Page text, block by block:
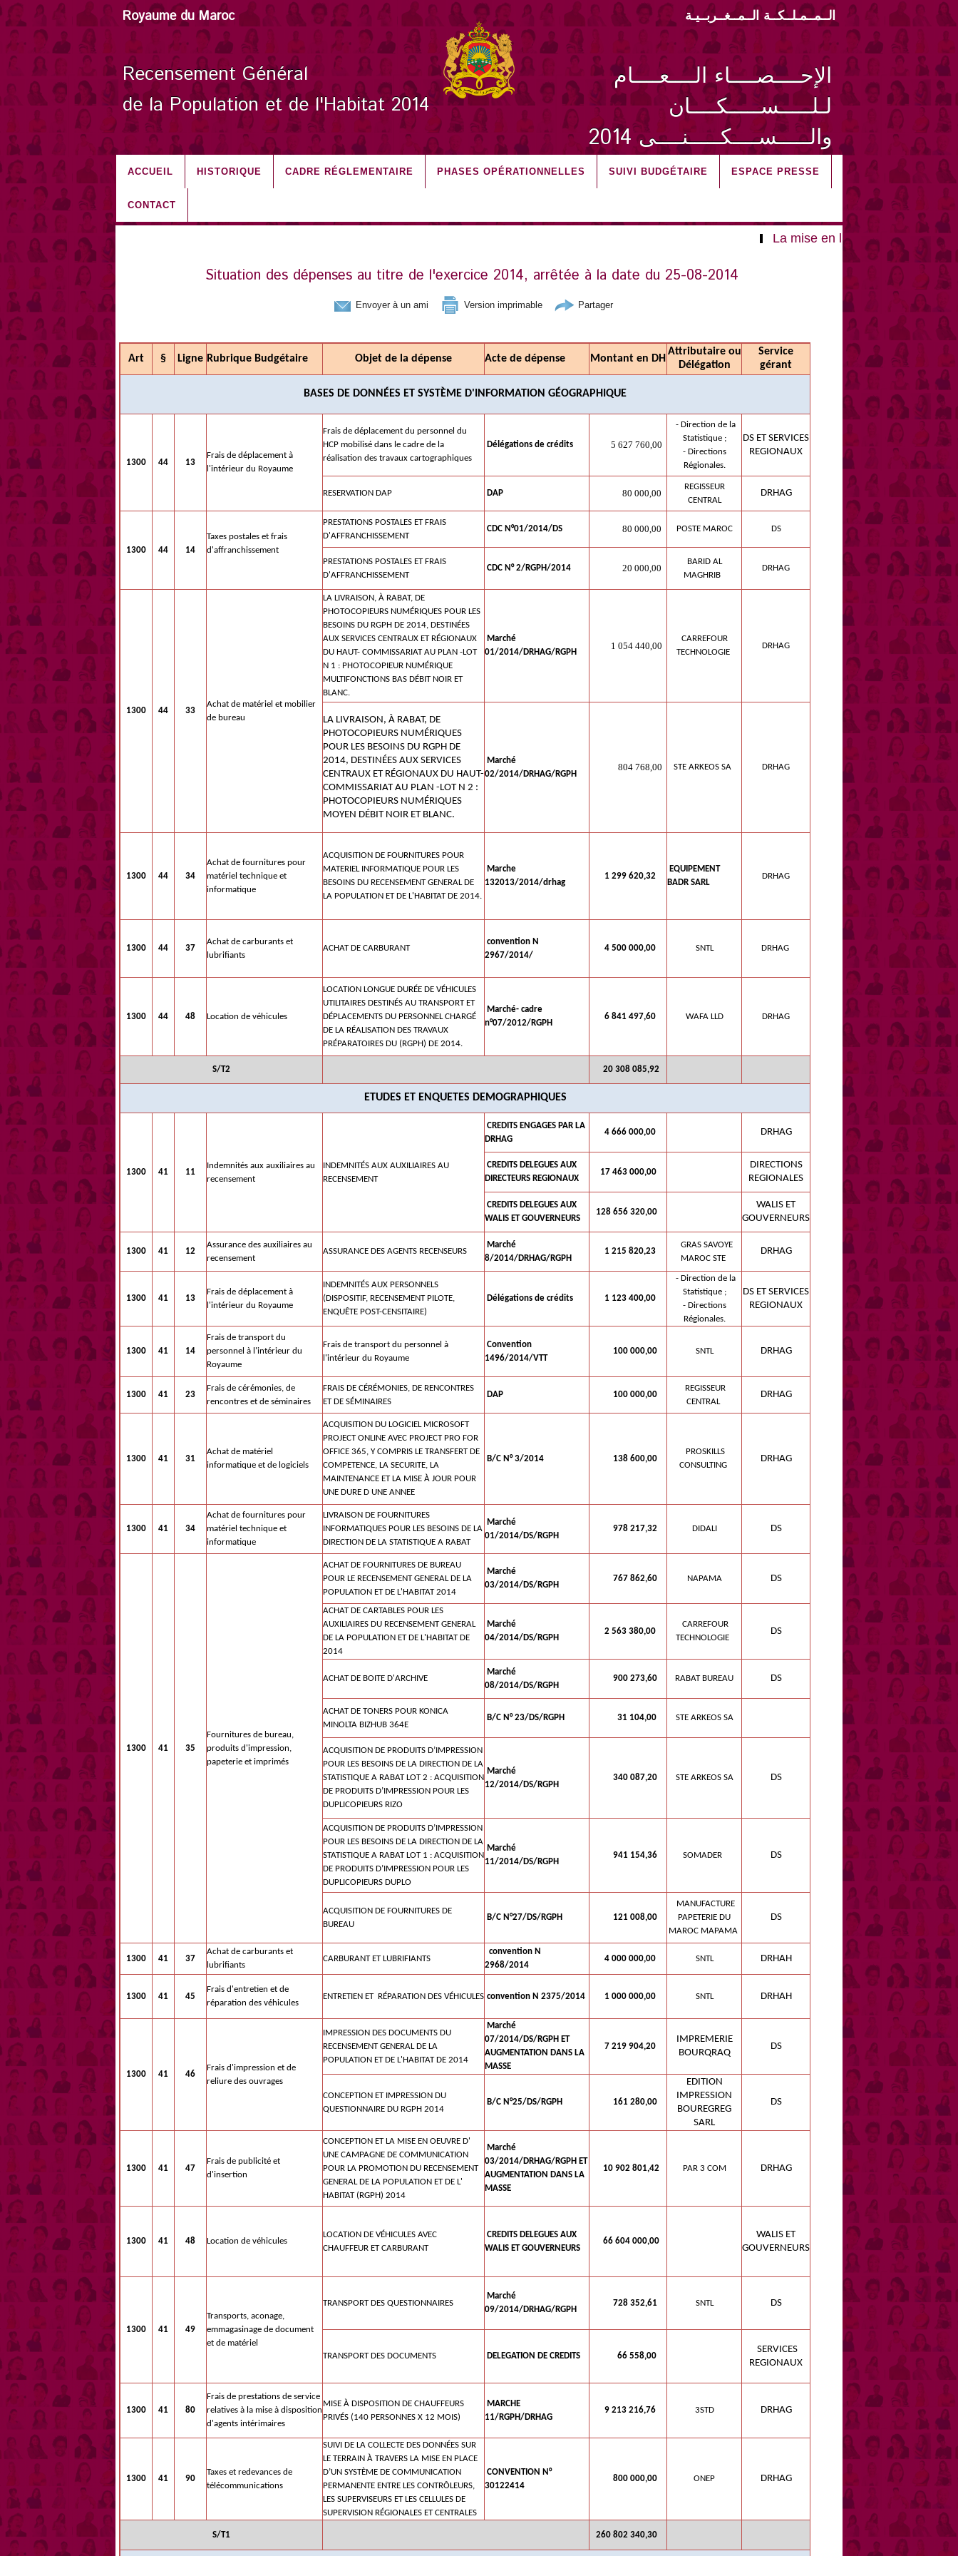
Royaume du Maroc الــمــمـلــكــة الــمــغــربــيـة
Recensement Général الإحــــصــــاء الــــعــــام
de la Population et de l'Habitat 2014
لـلـــــســـــكــــان
والـــــســــكـــــنــــى 2014
ACCUEIL HISTORIQUE CADRE RÉGLEMENTAIRE PHASES OPÉRATIONNELLES SUIVI BUDGÉTAIRE ESPACE PRESSE
CONTACT
La mise en ligne des
Situation des dépenses au titre de l'exercice 2014, arrêtée à la date du 25-08-2014
Envoyer à un ami Version imprimable Partager
Art § Ligne Rubrique Budgétaire Objet de la dépense Acte de dépense Montant en DH
Attributaire ou
Délégation
Service
gérant
BASES DE DONNÉES ET SYSTÈME D'INFORMATION GÉOGRAPHIQUE
1300 44 13
Frais de déplacement à
l'intérieur du Royaume
Frais de déplacement du personnel du
HCP mobilisé dans le cadre de la
réalisation des travaux cartographiques
Délégations de crédits 5 627 760,00
- Direction de la
Statistique ;
- Directions
Régionales.
DS ET SERVICES
REGIONAUX
RESERVATION DAP DAP 80 000,00
REGISSEUR
CENTRAL
DRHAG
1300 44 14
Taxes postales et frais
d'affranchissement
PRESTATIONS POSTALES ET FRAIS
D'AFFRANCHISSEMENT
CDC N°01/2014/DS 80 000,00 POSTE MAROC DS
PRESTATIONS POSTALES ET FRAIS
D'AFFRANCHISSEMENT
CDC N° 2/RGPH/2014 20 000,00
BARID AL
MAGHRIB
DRHAG
1300 44 33
Achat de matériel et mobilier
de bureau
LA LIVRAISON, À RABAT, DE
PHOTOCOPIEURS NUMÉRIQUES POUR LES
BESOINS DU RGPH DE 2014, DESTINÉES
AUX SERVICES CENTRAUX ET RÉGIONAUX
DU HAUT- COMMISSARIAT AU PLAN -LOT
N 1 : PHOTOCOPIEUR NUMÉRIQUE
MULTIFONCTIONS BAS DÉBIT NOIR ET
BLANC.
Marché
01/2014/DRHAG/RGPH
1 054 440,00
CARREFOUR
TECHNOLOGIE
DRHAG
LA LIVRAISON, À RABAT, DE
PHOTOCOPIEURS NUMÉRIQUES
POUR LES BESOINS DU RGPH DE
2014, DESTINÉES AUX SERVICES
CENTRAUX ET RÉGIONAUX DU HAUT-
COMMISSARIAT AU PLAN -LOT N 2 :
PHOTOCOPIEURS NUMÉRIQUES
MOYEN DÉBIT NOIR ET BLANC.
Marché
02/2014/DRHAG/RGPH
804 768,00 STE ARKEOS SA DRHAG
1300 44 34
Achat de fournitures pour
matériel technique et
informatique
ACQUISITION DE FOURNITURES POUR
MATERIEL INFORMATIQUE POUR LES
BESOINS DU RECENSEMENT GENERAL DE
LA POPULATION ET DE L'HABITAT DE 2014.
Marche
132013/2014/drhag
1 299 620,32
EQUIPEMENT
BADR SARL
DRHAG
1300 44 37
Achat de carburants et
lubrifiants
ACHAT DE CARBURANT
convention N
2967/2014/
4 500 000,00 SNTL DRHAG
1300 44 48 Location de véhicules
LOCATION LONGUE DURÉE DE VÉHICULES
UTILITAIRES DESTINÉS AU TRANSPORT ET
DÉPLACEMENTS DU PERSONNEL CHARGÉ
DE LA RÉALISATION DES TRAVAUX
PRÉPARATOIRES DU (RGPH) DE 2014.
Marché- cadre
n°07/2012/RGPH
6 841 497,60 WAFA LLD DRHAG
S/T2 20 308 085,92
ETUDES ET ENQUETES DEMOGRAPHIQUES
1300 41 11
Indemnités aux auxiliaires au
recensement
INDEMNITÉS AUX AUXILIAIRES AU
RECENSEMENT
CREDITS ENGAGES PAR LA
DRHAG
4 666 000,00 DRHAG
CREDITS DELEGUES AUX
DIRECTEURS REGIONAUX
17 463 000,00
DIRECTIONS
REGIONALES
CREDITS DELEGUES AUX
WALIS ET GOUVERNEURS
128 656 320,00
WALIS ET
GOUVERNEURS
1300 41 12
Assurance des auxiliaires au
recensement
ASSURANCE DES AGENTS RECENSEURS
Marché
8/2014/DRHAG/RGPH
1 215 820,23
GRAS SAVOYE
MAROC STE
DRHAG
1300 41 13
Frais de déplacement à
l'intérieur du Royaume
INDEMNITÉS AUX PERSONNELS
(DISPOSITIF, RECENSEMENT PILOTE,
ENQUÊTE POST-CENSITAIRE)
Délégations de crédits 1 123 400,00
- Direction de la
Statistique ;
- Directions
Régionales.
DS ET SERVICES
REGIONAUX
1300 41 14
Frais de transport du
personnel à l'intérieur du
Royaume
Frais de transport du personnel à
l'intérieur du Royaume
Convention
1496/2014/VTT
100 000,00 SNTL DRHAG
1300 41 23
Frais de cérémonies, de
rencontres et de séminaires
FRAIS DE CÉRÉMONIES, DE RENCONTRES
ET DE SÉMINAIRES
DAP 100 000,00
REGISSEUR
CENTRAL
DRHAG
1300 41 31
Achat de matériel
informatique et de logiciels
ACQUISITION DU LOGICIEL MICROSOFT
PROJECT ONLINE AVEC PROJECT PRO FOR
OFFICE 365, Y COMPRIS LE TRANSFERT DE
COMPETENCE, LA SECURITE, LA
MAINTENANCE ET LA MISE À JOUR POUR
UNE DURE D UNE ANNEE
B/C N° 3/2014 138 600,00
PROSKILLS
CONSULTING
DRHAG
1300 41 34
Achat de fournitures pour
matériel technique et
informatique
LIVRAISON DE FOURNITURES
INFORMATIQUES POUR LES BESOINS DE LA
DIRECTION DE LA STATISTIQUE A RABAT
Marché
01/2014/DS/RGPH
978 217,32 DIDALI DS
1300 41 35
Fournitures de bureau,
produits d'impression,
papeterie et imprimés
ACHAT DE FOURNITURES DE BUREAU
POUR LE RECENSEMENT GENERAL DE LA
POPULATION ET DE L'HABITAT 2014
Marché
03/2014/DS/RGPH
767 862,60 NAPAMA DS
ACHAT DE CARTABLES POUR LES
AUXILIAIRES DU RECENSEMENT GENERAL
DE LA POPULATION ET DE L'HABITAT DE
2014
Marché
04/2014/DS/RGPH
2 563 380,00
CARREFOUR
TECHNOLOGIE
DS
ACHAT DE BOITE D'ARCHIVE
Marché
08/2014/DS/RGPH
900 273,60 RABAT BUREAU DS
ACHAT DE TONERS POUR KONICA
MINOLTA BIZHUB 364E
B/C N° 23/DS/RGPH 31 104,00 STE ARKEOS SA
ACQUISITION DE PRODUITS D’IMPRESSION
POUR LES BESOINS DE LA DIRECTION DE LA
STATISTIQUE A RABAT LOT 2 : ACQUISITION
DE PRODUITS D’IMPRESSION POUR LES
DUPLICOPIEURS RIZO
Marché
12/2014/DS/RGPH
340 087,20 STE ARKEOS SA DS
ACQUISITION DE PRODUITS D’IMPRESSION
POUR LES BESOINS DE LA DIRECTION DE LA
STATISTIQUE A RABAT LOT 1 : ACQUISITION
DE PRODUITS D’IMPRESSION POUR LES
DUPLICOPIEURS DUPLO
Marché
11/2014/DS/RGPH
941 154,36 SOMADER DS
ACQUISITION DE FOURNITURES DE
BUREAU
B/C N°27/DS/RGPH 121 008,00
MANUFACTURE
PAPETERIE DU
MAROC MAPAMA
DS
1300 41 37
Achat de carburants et
lubrifiants
CARBURANT ET LUBRIFIANTS
convention N
2968/2014
4 000 000,00 SNTL DRHAH
1300 41 45
Frais d'entretien et de
réparation des véhicules
ENTRETIEN ET RÉPARATION DES VÉHICULES convention N 2375/2014 1 000 000,00 SNTL DRHAH
1300 41 46
Frais d'impression et de
reliure des ouvrages
IMPRESSION DES DOCUMENTS DU
RECENSEMENT GENERAL DE LA
POPULATION ET DE L'HABITAT DE 2014
Marché
07/2014/DS/RGPH ET
AUGMENTATION DANS LA
MASSE
7 219 904,20
IMPREMERIE
BOURQRAQ
DS
CONCEPTION ET IMPRESSION DU
QUESTIONNAIRE DU RGPH 2014
B/C N°25/DS/RGPH 161 280,00
EDITION
IMPRESSION
BOUREGREG
SARL
DS
1300 41 47
Frais de publicité et
d'insertion
CONCEPTION ET LA MISE EN OEUVRE D'
UNE CAMPAGNE DE COMMUNICATION
POUR LA PROMOTION DU RECENSEMENT
GENERAL DE LA POPULATION ET DE L'
HABITAT (RGPH) 2014
Marché
03/2014/DRHAG/RGPH ET
AUGMENTATION DANS LA
MASSE
10 902 801,42 PAR 3 COM DRHAG
1300 41 48 Location de véhicules
LOCATION DE VÉHICULES AVEC
CHAUFFEUR ET CARBURANT
CREDITS DELEGUES AUX
WALIS ET GOUVERNEURS
66 604 000,00
WALIS ET
GOUVERNEURS
1300 41 49
Transports, aconage,
emmagasinage de document
et de matériel
TRANSPORT DES QUESTIONNAIRES
Marché
09/2014/DRHAG/RGPH
728 352,61 SNTL DS
TRANSPORT DES DOCUMENTS DELEGATION DE CREDITS 66 558,00
SERVICES
REGIONAUX
1300 41 80
Frais de prestations de service
relatives à la mise à disposition
d'agents intérimaires
MISE À DISPOSITION DE CHAUFFEURS
PRIVÉS (140 PERSONNES X 12 MOIS)
MARCHE
11/RGPH/DRHAG
9 213 216,76 3STD DRHAG
1300 41 90
Taxes et redevances de
télécommunications
SUIVI DE LA COLLECTE DES DONNÉES SUR
LE TERRAIN À TRAVERS LA MISE EN PLACE
D’UN SYSTÈME DE COMMUNICATION
PERMANENTE ENTRE LES CONTRÔLEURS,
LES SUPERVISEURS ET LES CELLULES DE
SUPERVISION RÉGIONALES ET CENTRALES
CONVENTION N°
30122414
800 000,00 ONEP DRHAG
S/T1 260 802 340,30